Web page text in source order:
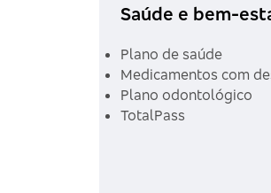
Saúde e bem-
Plano de saúde
Medicamentos com
Plano odontológico
TotalPass